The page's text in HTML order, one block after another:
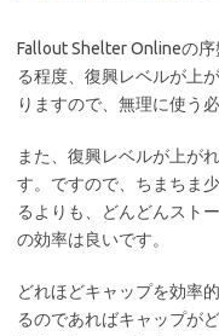
Fallout Shelter Onlineの
る程度、復興レベルが上
りますので、無理に使う
また、復興レベルが上が
す。ですので、ちまちま
るよりも、どんどんスト
の効率は良いです。
どれほどキャップを効率
るのであればキャップが